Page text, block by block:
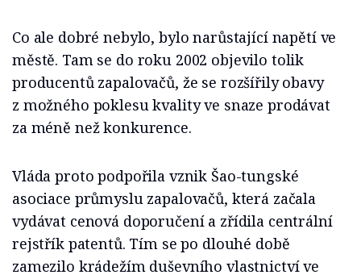
Co ale dobré nebylo, bylo narůstající napětí ve
městě. Tam se do roku 2002 objevilo tolik
producentů zapalovačů, že se rozšířily obavy
z možného poklesu kvality ve snaze prodávat
za méně než konkurence.
Vláda proto podpořila vznik Šao-tungské
asociace průmyslu zapalovačů, která začala
vydávat cenová doporučení a zřídila centrální
rejstřík patentů. Tím se po dlouhé době
zamezilo krádežím duševního vlastnictví ve